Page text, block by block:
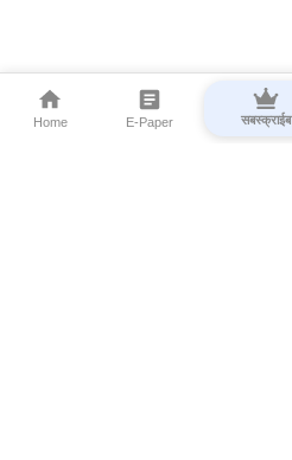
Home E-Paper सबस्क्राईब